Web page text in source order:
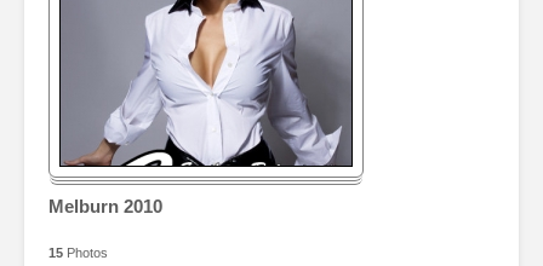
Melburn 2010
15 Photos